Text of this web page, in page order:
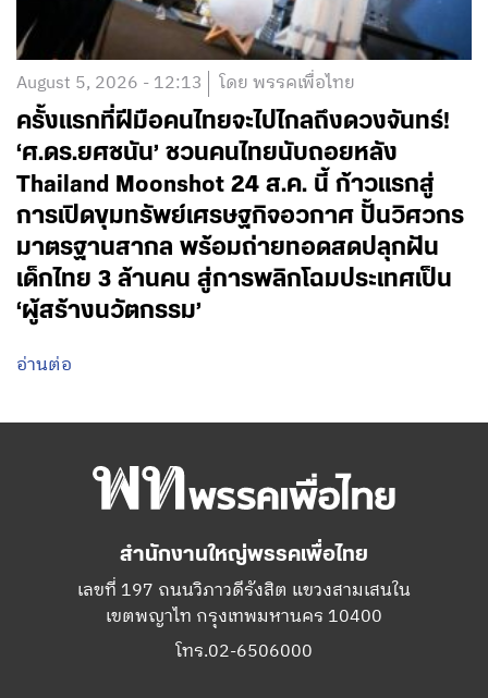
August 5, 2026 - 12:13 โดย พรรคเพื่อไทย
ครั้งแรกที่ฝีมือคนไทยจะไปไกลถึงดวงจันทร์!
‘ศ.ดร.ยศชนัน’ ชวนคนไทยนับถอยหลัง
Thailand Moonshot 24 ส.ค. นี้ ก้าวแรกสู่
การเปิดขุมทรัพย์เศรษฐกิจอวกาศ ปั้นวิศวกร
มาตรฐานสากล พร้อมถ่ายทอดสดปลุกฝัน
เด็กไทย 3 ล้านคน สู่การพลิกโฉมประเทศเป็น
‘ผู้สร้างนวัตกรรม’
อ่านต่อ
สำนักงานใหญ่พรรคเพื่อไทย
เลขที่ 197 ถนนวิภาวดีรังสิต แขวงสามเสนใน
เขตพญาไท กรุงเทพมหานคร 10400
โทร.02-6506000